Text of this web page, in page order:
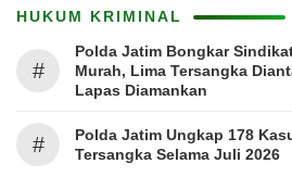
HUKUM KRIMINAL
#
Polda Jatim Bongkar
Murah, Lima Tersangka
Lapas Diamankan
#
Polda Jatim Ungkap 178
Tersangka Selama Juli 2026